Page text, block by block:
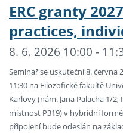
ERC granty
practices,
8. 6. 2026 10:00 -
Seminář se uskuteční 8. června
11:30 na Filozofické fakultě
Karlovy (nám. Jana Palacha 1/2,
místnost P319) v hybridní
připojení bude odeslán na